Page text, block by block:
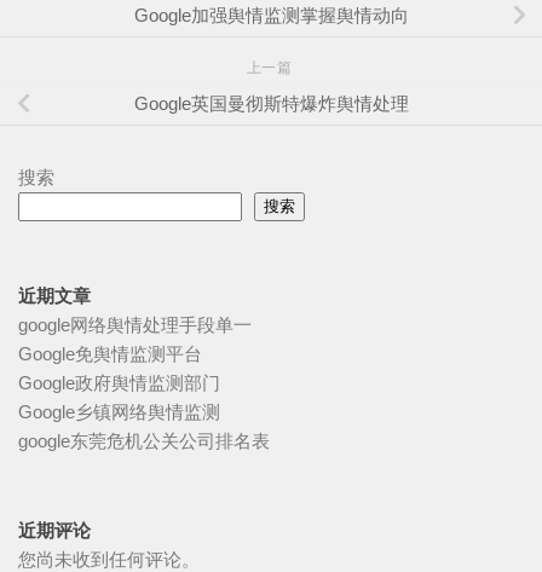
Google加强舆情监测掌握舆情动向
上一篇
Google英国曼彻斯特爆炸舆情处理
搜索
搜索
近期文章
google网络舆情处理手段单一
Google免舆情监测平台
Google政府舆情监测部门
Google乡镇网络舆情监测
google东莞危机公关公司排名表
近期评论
您尚未收到任何评论。